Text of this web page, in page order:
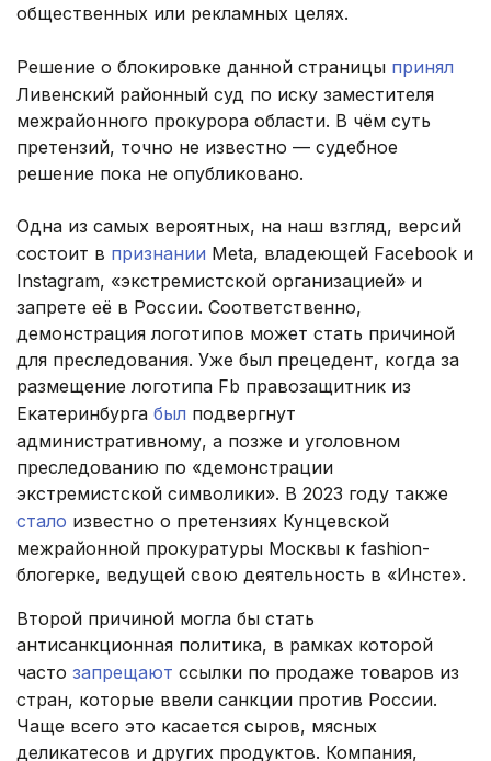
общественных или рекламных целях.
Решение о блокировке данной страницы принял
Ливенский районный суд по иску заместителя
межрайонного прокурора области. В чём суть
претензий, точно не известно — судебное
решение пока не опубликовано.
Одна из самых вероятных, на наш взгляд, версий
состоит в признании Meta, владеющей Facebook и
Instagram, «экстремистской организацией» и
запрете её в России. Соответственно,
демонстрация логотипов может стать причиной
для преследования. Уже был прецедент, когда за
размещение логотипа Fb правозащитник из
Екатеринбурга был подвергнут
административному, а позже и уголовном
преследованию по «демонстрации
экстремистской символики». В 2023 году также
стало известно о претензиях Кунцевской
межрайонной прокуратуры Москвы к fashion-
блогерке, ведущей свою деятельность в «Инсте».
Второй причиной могла бы стать
антисанкционная политика, в рамках которой
часто запрещают ссылки по продаже товаров из
стран, которые ввели санкции против России.
Чаще всего это касается сыров, мясных
деликатесов и других продуктов. Компания,